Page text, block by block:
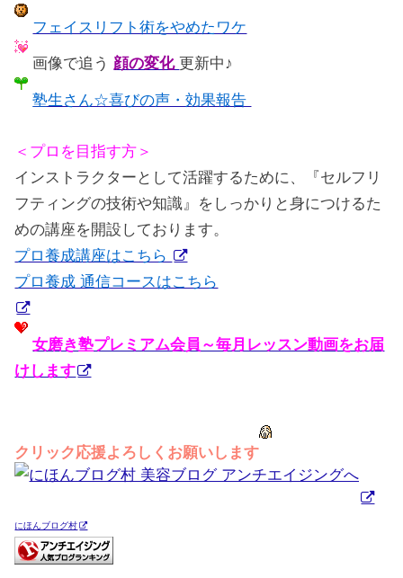
フェイスリフト術をやめたワケ
画像で追う 顔の変化更新中♪
塾生さん☆喜びの声・効果報告
＜プロを目指す方＞
インストラクターとして活躍するために、『セルフリ
フティングの技術や知識』をしっかりと身につけるた
めの講座を開設しております。
プロ養成講座はこちら
プロ養成 通信コースはこちら
女磨き塾プレミアム会員～毎月レッスン動画をお届
けします
クリック応援よろしくお願いします
にほんブログ村